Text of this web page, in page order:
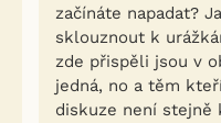
začínáte napadat?
sklouznout k
zde přispěli jsou v
jedná, no a těm
diskuze není stejně